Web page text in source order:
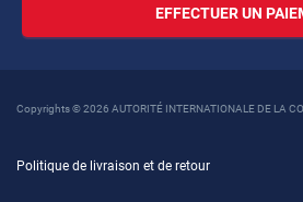
EFFECTUER UN
Copyrights © 2026 AUTORITÉ INTERNATIONALE DE LA
Politique de livraison et de retour